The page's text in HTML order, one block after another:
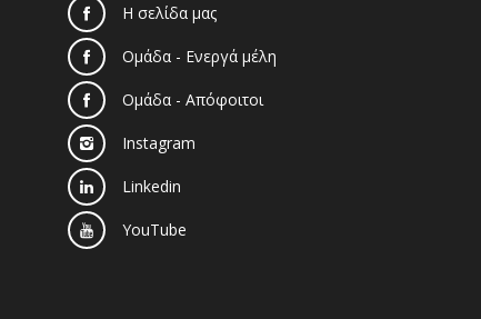
Η σελίδα μας
Ομάδα - Ενεργά μέλη
Ομάδα - Απόφοιτοι
Instagram
Linkedin
YouTube